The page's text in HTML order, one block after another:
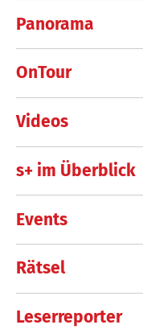
Panorama
OnTour
Videos
s+ im Überblick
Events
Rätsel
Leserreporter